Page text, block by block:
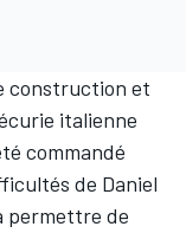
construction et
italienne
commandé
de Daniel
permettre de